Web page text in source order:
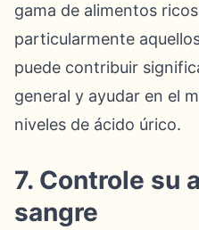
gama de alimentos
particularmente
puede contribuir
general y ayudar en el
niveles de ácido úrico.
7. Controle su
sangre